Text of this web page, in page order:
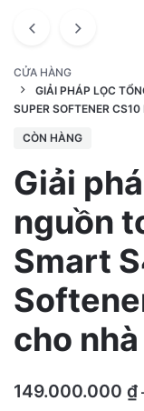
CỬA HÀNG
GIẢI PHÁP LỌC
SUPER SOFTENER
CÒN HÀNG
Giải
nguồn
Smart
cho
149.000.000 ₫